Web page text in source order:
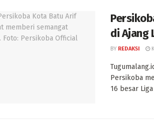
di Ajang
BY REDAKSI
Persikoba
16 besar Liga